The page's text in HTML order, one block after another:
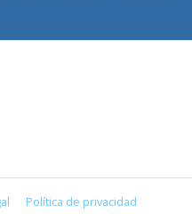
Política de privacidad